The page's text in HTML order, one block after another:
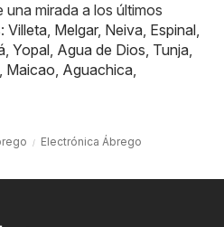
una mirada a los últimos
Villeta, Melgar, Neiva, Espinal,
, Yopal, Agua de Dios, Tunja,
, Maicao, Aguachica,
Electrónica Ábrego